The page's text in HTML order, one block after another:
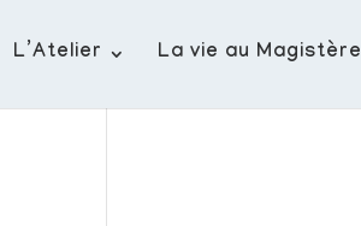
L’Atelier La vie au Magistère